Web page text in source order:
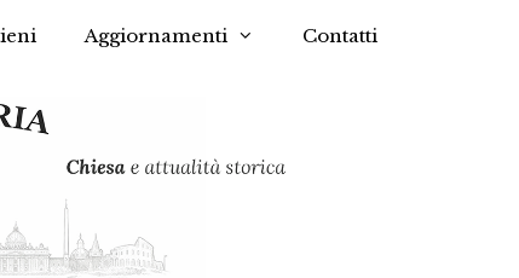
Aggiornamenti Contatti